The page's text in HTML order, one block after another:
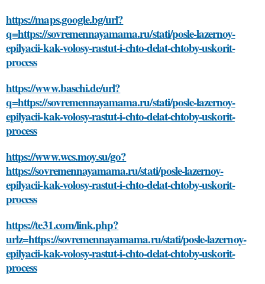
https://maps.google.bg/url?
q=https://sovremennayamama.ru/stati/posle-lazernoy-
epilyacii-kak-volosy-rastut-i-chto-delat-chtoby-uskorit-
process
https://www.baschi.de/url?
q=https://sovremennayamama.ru/stati/posle-lazernoy-
epilyacii-kak-volosy-rastut-i-chto-delat-chtoby-uskorit-
process
https://www.wcs.moy.su/go?
https://sovremennayamama.ru/stati/posle-lazernoy-
epilyacii-kak-volosy-rastut-i-chto-delat-chtoby-uskorit-
process
https://te31.com/link.php?
urlz=https://sovremennayamama.ru/stati/posle-lazernoy-
epilyacii-kak-volosy-rastut-i-chto-delat-chtoby-uskorit-
process